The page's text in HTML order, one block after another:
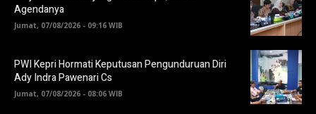
Agendanya
Jumat, 07/08/2026 - 09:16 WIB
PWI Kepri Hormati Keputusan Pengunduruan Diri
Ady Indra Pawenari Cs
Jumat, 07/08/2026 - 08:06 WIB